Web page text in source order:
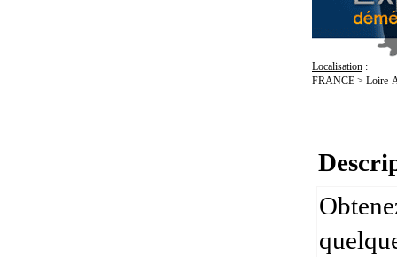
Localisation :
FRANCE > Loire-